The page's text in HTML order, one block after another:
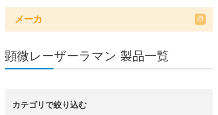
メーカ
顕微レーザーラマン 製品一覧
カテゴリで絞り込む